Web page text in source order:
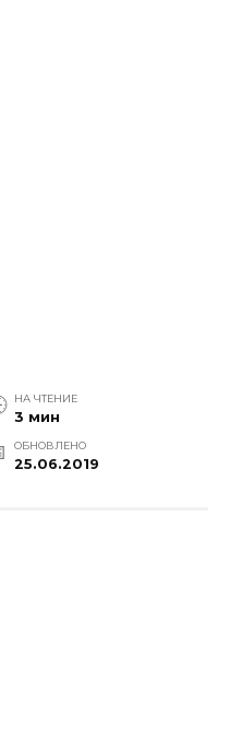
НА ЧТЕНИЕ
3 мин
ОБНОВЛЕНО
25.06.2019